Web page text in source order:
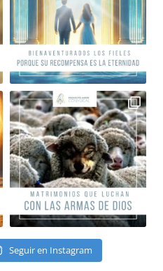
Seguir en Instagram